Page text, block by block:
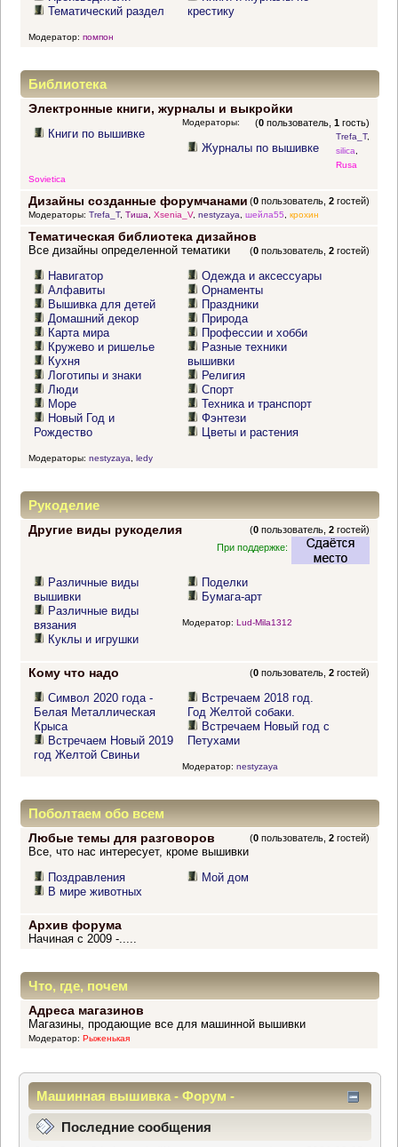
Тематический раздел
крестику
Модератор: помпон
Библиотека
Электронные книги, журналы и выкройки
(0 пользователь,1 гость)
Книги по вышивке
Журналы по вышивке
Модераторы:
Trefa_T,
silica,
Rusa
Sovietica
Дизайны созданные форумчанами (0 пользователь,2 гостей)
Модераторы: Trefa_T, Тиша, Xsenia_V, nestyzaya, шейла55, крохин
Тематическая библиотека дизайнов
(0 пользователь,2 гостей)
Все дизайны определенной тематики
Навигатор
Алфавиты
Вышивка для детей
Домашний декор
Карта мира
Кружево и ришелье
Кухня
Логотипы и знаки
Люди
Море
Новый Год и
Рождество
Одежда и аксессуары
Орнаменты
Праздники
Природа
Профессии и хобби
Разные техники
вышивки
Религия
Спорт
Техника и транспорт
Фэнтези
Цветы и растения
Модераторы: nestyzaya ledy
Рукоделие
Другие виды рукоделия (0 пользователь,2 гостей)
При поддержке:
Различные виды
вышивки
Различные виды
вязания
Куклы и игрушки
Поделки
Бумага-арт
Модератор: Lud-Mila1312
Кому что надо (0 пользователь,2 гостей)
Символ 2020 года -
Белая Металлическая
Крыса
Встречаем Новый 2019
год Желтой Свиньи
Встречаем 2018 год.
Год Желтой собаки.
Встречаем Новый год с
Петухами
Модератор: nestyzaya
Поболтаем обо всем
Любые темы для разговоров (0 пользователь,2 гостей)
Все, что нас интересует, кроме вышивки
Поздравления
В мире животных
Мой дом
Архив форума
Начиная с 2009 -.....
Что, где, почем
Адреса магазинов
Магазины, продающие все для машинной вышивки
Модератор: Рыженькая
Машинная вышивка - Форум -
Информационный центр
Последние сообщения